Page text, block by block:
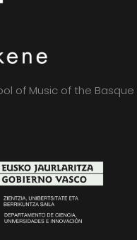
of Music of the